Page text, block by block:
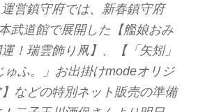
営鎮守府では、新春鎮守府
武道館で展開した【艦娘おみ
！瑞雲飾り凧】、【「矢矧」
ゅふ。」お出掛けmodeオリジ
などの特別ネット販売の準備